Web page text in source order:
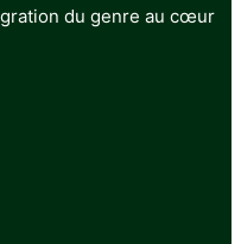
du genre au cœur